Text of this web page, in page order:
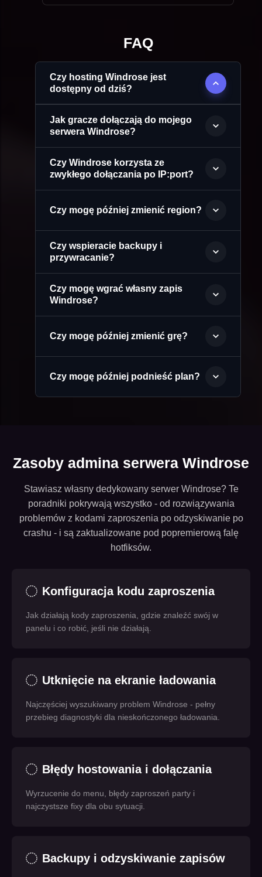
FAQ
Czy hosting Windrose jest
dostępny od dziś?
Jak gracze dołączają do mojego
serwera Windrose?
Czy Windrose korzysta ze
zwykłego dołączania po IP:port?
Czy mogę później zmienić region?
Czy wspieracie backupy i
przywracanie?
Czy mogę wgrać własny zapis
Windrose?
Czy mogę później zmienić grę?
Czy mogę później podnieść plan?
Zasoby admina serwera Windrose
Stawiasz własny dedykowany serwer Windrose? Te
poradniki pokrywają wszystko - od rozwiązywania
problemów z kodami zaproszenia po odzyskiwanie po
crashu - i są zaktualizowane pod popremierową falę
hotfiksów.
Konfiguracja kodu zaproszenia
Jak działają kody zaproszenia, gdzie znaleźć swój w
panelu i co robić, jeśli nie działają.
Utknięcie na ekranie ładowania
Najczęściej wyszukiwany problem Windrose - pełny
przebieg diagnostyki dla nieskończonego ładowania.
Błędy hostowania i dołączania
Wyrzucenie do menu, błędy zaproszeń party i
najczystsze fixy dla obu sytuacji.
Backupy i odzyskiwanie zapisów